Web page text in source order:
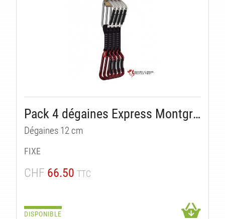
Pack 4 dégaines Express Montgrony
Dégaines 12 cm
FIXE
CHF 66.50 TTC
DISPONIBLE